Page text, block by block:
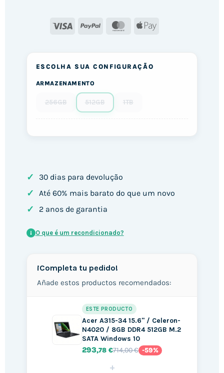
Visa PayPal MasterCard
Apple
ESCOLHA SUA CONFIGURAÇÃO
ARMAZENAMENTO
256GB 512GB 1TB
✓ 30 dias para devolução
✓ Até 60% mais barato do que um novo
✓ 2 anos de garantia
i O que é um recondicionado?
¡Completa tu pedido!
Añade estos productos recomendados:
ESTE PRODUCTO
Acer A315-34 15.6" / Celeron-
N4020 / 8GB DDR4 512GB M.2
SATA Windows 10
293,78 €714,00 € -59%
+